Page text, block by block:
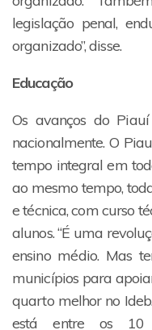
legislação penal,
organizado”, disse.
Educação
Os avanços do
nacionalmente. O
tempo integral em
ao mesmo tempo,
e técnica, com curso
alunos. “É uma
ensino médio. Mas
municípios para
quarto melhor no
está entre os 10